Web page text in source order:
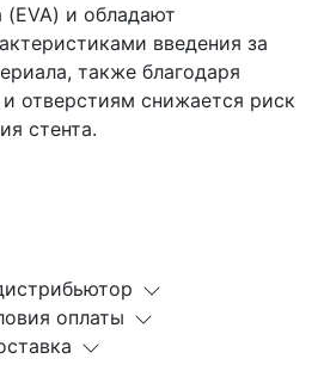
(EVA) и обладают
введения за
также благодаря
отверстиям снижается риск
стента.
оплаты